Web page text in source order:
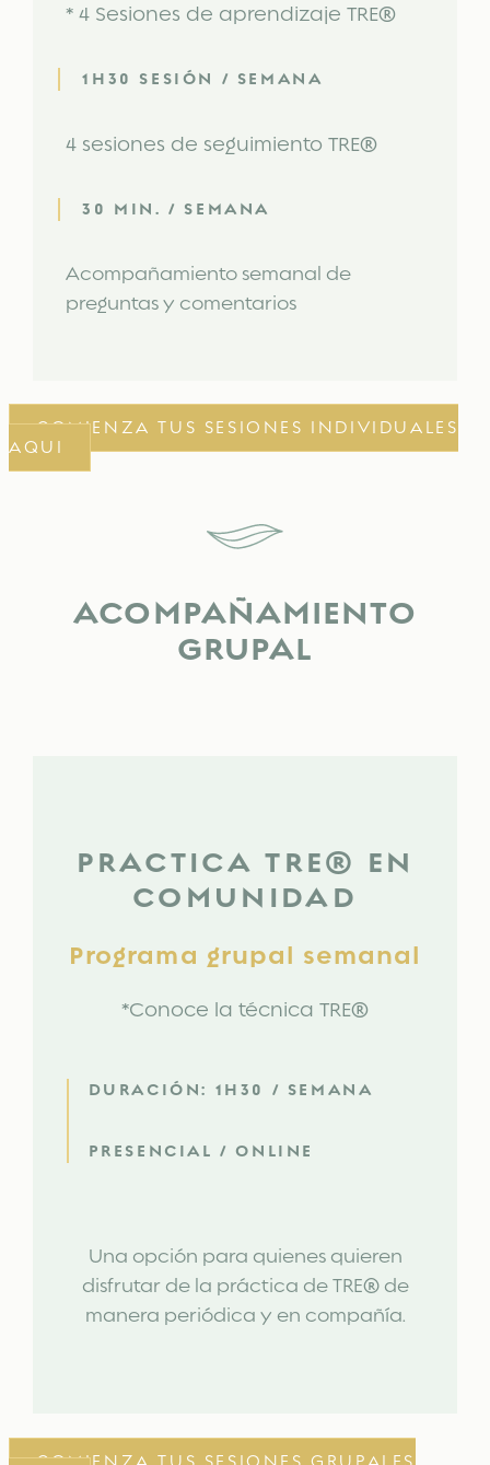
* 4 Sesiones de aprendizaje TRE®
1H30 SESIÓN / SEMANA
4 sesiones de seguimiento TRE®
30 MIN. / SEMANA
Acompañamiento semanal de
preguntas y comentarios
COMIENZA TUS SESIONES INDIVIDUALES
AQUI
ACOMPAÑAMIENTO
GRUPAL
PRACTICA TRE® EN
COMUNIDAD
Programa grupal semanal
*Conoce la técnica TRE®
DURACIÓN: 1H30 / SEMANA
PRESENCIAL / ONLINE
Una opción para quienes quieren
disfrutar de la práctica de TRE® de
manera periódica y en compañía.